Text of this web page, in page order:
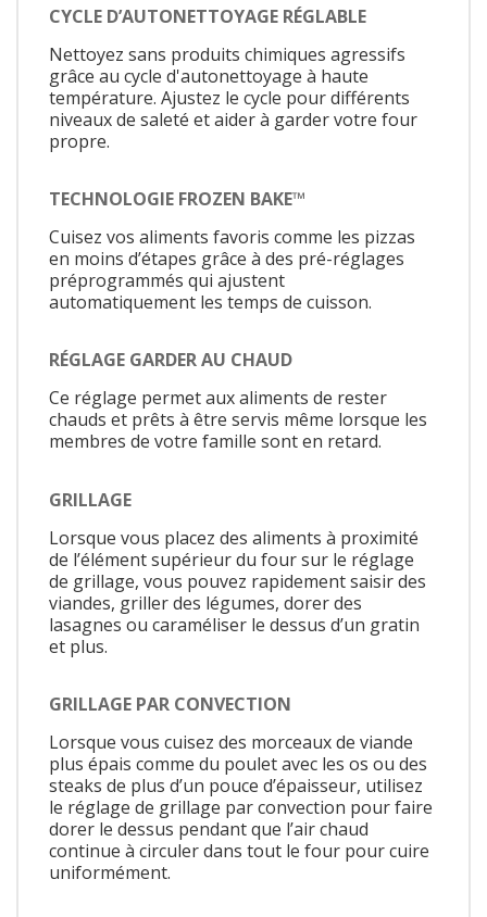
CYCLE D’AUTONETTOYAGE RÉGLABLE
Nettoyez sans produits chimiques agressifs
grâce au cycle d'autonettoyage à haute
température. Ajustez le cycle pour différents
niveaux de saleté et aider à garder votre four
propre.
TECHNOLOGIE FROZEN BAKE™
Cuisez vos aliments favoris comme les pizzas
en moins d’étapes grâce à des pré-réglages
préprogrammés qui ajustent
automatiquement les temps de cuisson.
RÉGLAGE GARDER AU CHAUD
Ce réglage permet aux aliments de rester
chauds et prêts à être servis même lorsque les
membres de votre famille sont en retard.
GRILLAGE
Lorsque vous placez des aliments à proximité
de l’élément supérieur du four sur le réglage
de grillage, vous pouvez rapidement saisir des
viandes, griller des légumes, dorer des
lasagnes ou caraméliser le dessus d’un gratin
et plus.
GRILLAGE PAR CONVECTION
Lorsque vous cuisez des morceaux de viande
plus épais comme du poulet avec les os ou des
steaks de plus d’un pouce d’épaisseur, utilisez
le réglage de grillage par convection pour faire
dorer le dessus pendant que l’air chaud
continue à circuler dans tout le four pour cuire
uniformément.